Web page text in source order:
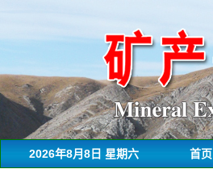
2026年8月8日 星期六 首页